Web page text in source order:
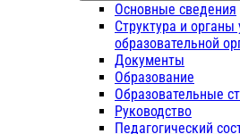
Основные сведения
Структура и органы
образовательной
Документы
Образование
Образовательные
Руководство
Педагогический